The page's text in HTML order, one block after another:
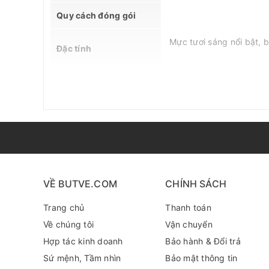
Quy cách đóng gói
Đặc tính
Mực tươi sáng nổi bật,
THÔNG TIN SẢN PHẨM: SAKURA IDENTI
Bút lông dầu 2 ngòi Sakura Identi Pen 0.4mm /
cùng thiết kế ngòi bền bỉ, đây là giải pháp đánh
VỀ BUTVE.COM
Trang chủ
Về chúng tôi
Hợp tác kinh doanh
Sứ mệnh, Tầm nhìn
CHÍNH SÁCH
Thanh toán
Vận chuyển
Bảo hành & Đổi trả
Bảo mật thông tin